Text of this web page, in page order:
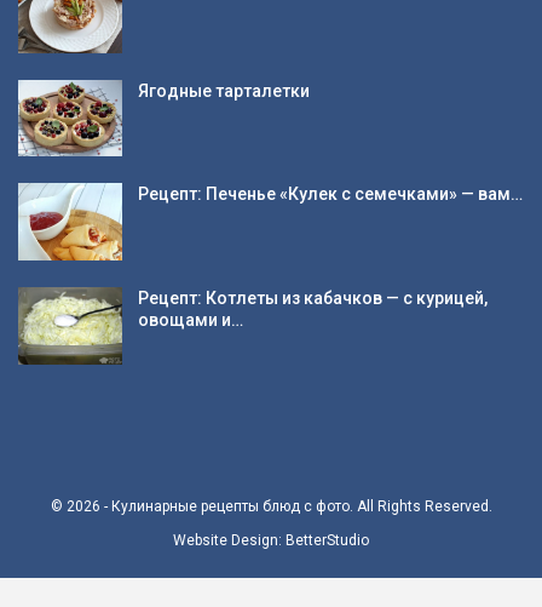
Ягодные тарталетки
Рецепт: Печенье «Кулек с семечками» — вам…
Рецепт: Котлеты из кабачков — с курицей,
овощами и…
© 2026 - Кулинарные рецепты блюд с фото. All Rights Reserved.
Website Design: BetterStudio